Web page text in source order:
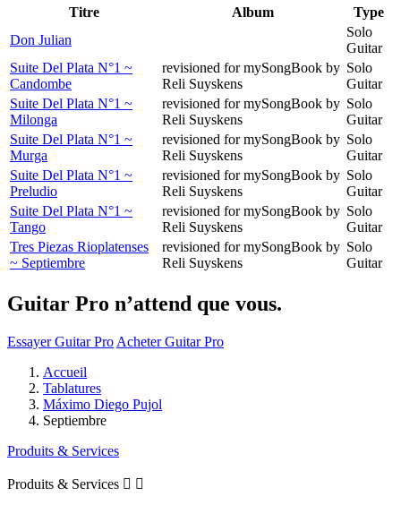
Titre Album
Type
Don Julian
Solo
Guitar
Suite Del Plata N°1 ~
Candombe
revisioned for mySongBook by
Reli Suyskens
Solo
Guitar
Suite Del Plata N°1 ~
Milonga
revisioned for mySongBook by
Reli Suyskens
Solo
Guitar
Suite Del Plata N°1 ~
Murga
revisioned for mySongBook by
Reli Suyskens
Solo
Guitar
Suite Del Plata N°1 ~
Preludio
revisioned for mySongBook by
Reli Suyskens
Solo
Guitar
Suite Del Plata N°1 ~
Tango
revisioned for mySongBook by
Reli Suyskens
Solo
Guitar
Tres Piezas Rioplatenses
~ Septiembre
revisioned for mySongBook by
Reli Suyskens
Solo
Guitar
Guitar Pro n’attend que vous.
Essayer Guitar Pro Acheter Guitar Pro
Accueil
Tablatures
Máximo Diego Pujol
Septiembre
Produits & Services
Produits & Services  